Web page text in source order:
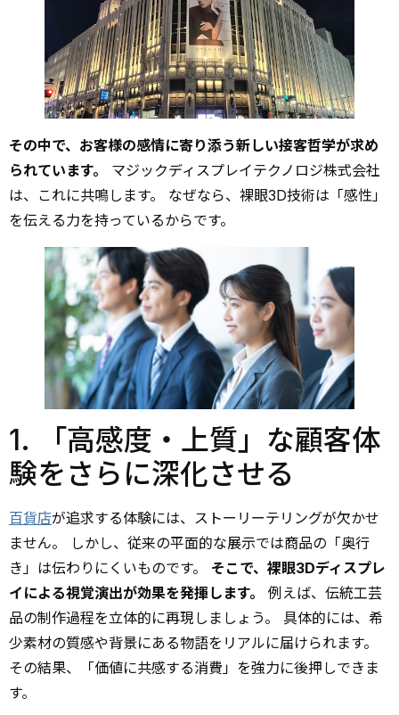
その中で、お客様の感情に寄り添う新しい接客哲学が求め
られています。
マジックディスプレイテクノロジ株式会社
は、これに共鳴します。 なぜなら、裸眼3D技術は「感性」
を伝える力を持っているからです。
1. 「高感度・上質」な顧客体
験をさらに深化させる
百貨店が追求する体験には、ストーリーテリングが欠かせ
ません。 しかし、従来の平面的な展示では商品の「奥行
き」は伝わりにくいものです。 そこで、裸眼3Dディスプレ
イによる視覚演出が効果を発揮します。
例えば、伝統工芸
品の制作過程を立体的に再現しましょう。 具体的には、希
少素材の質感や背景にある物語をリアルに届けられます。
その結果、「価値に共感する消費」を強力に後押しできま
す。